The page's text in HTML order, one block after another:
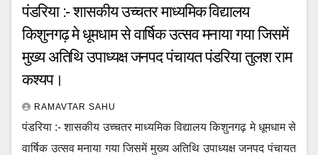
पंडरिया :- शासकीय उच्चतर माध्यमिक विद्यालय
किशुनगढ़ मे धूमधाम से वार्षिक उत्सव मनाया गया जिसमें
मुख्य अतिथि उपाध्यक्ष जनपद पंचायत पंडरिया तुलश राम
कश्यप।
RAMAVTAR SAHU
पंडरिया :- शासकीय उच्चतर माध्यमिक विद्यालय किशुनगढ़ मे धूमधाम से
वार्षिक उत्सव मनाया गया जिसमें मुख्य अतिथि उपाध्यक्ष जनपद पंचायत